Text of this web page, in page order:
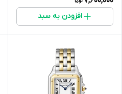
افزودن به سبد